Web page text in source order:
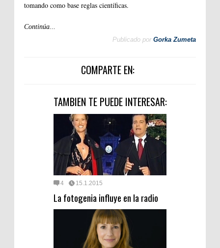
tomando como base reglas científicas.
Continúa...
Publicado por Gorka Zumeta
COMPARTE EN:
TAMBIEN TE PUEDE INTERESAR:
4 15.1.2015
La fotogenia influye en la radio